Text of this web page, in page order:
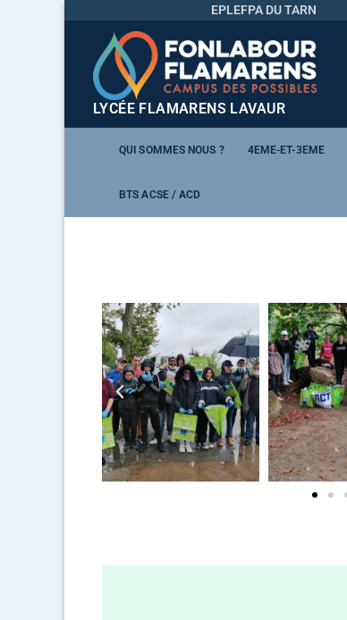
EPLEFPA DU TARN
LYCÉE FLAMARENS LAVAUR
QUI SOMMES NOUS ? 4EME-ET-3EME
BTS ACSE / ACD